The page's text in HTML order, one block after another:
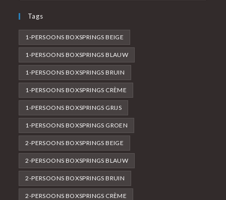
Tags
1-PERSOONS BOXSPRINGS BEIGE
1-PERSOONS BOXSPRINGS BLAUW
1-PERSOONS BOXSPRINGS BRUIN
1-PERSOONS BOXSPRINGS CRÈME
1-PERSOONS BOXSPRINGS GRIJS
1-PERSOONS BOXSPRINGS GROEN
2-PERSOONS BOXSPRINGS BEIGE
2-PERSOONS BOXSPRINGS BLAUW
2-PERSOONS BOXSPRINGS BRUIN
2-PERSOONS BOXSPRINGS CRÈME